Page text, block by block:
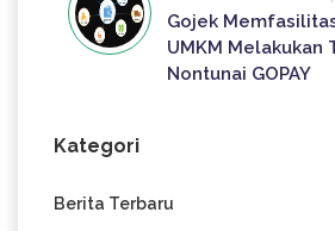
Gojek
UMKM Melakukan
Nontunai GOPAY
Kategori
Berita Terbaru